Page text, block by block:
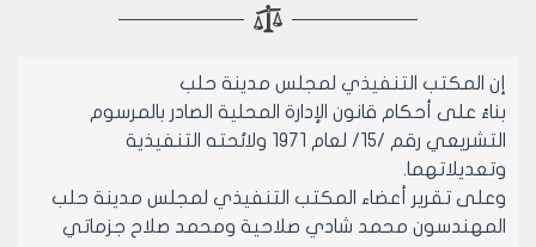
إن المكتب التنفيذي لمجلس مدينة حلب
بناءً على أحكام قانون الإدارة المحلية الصادر بالمرسوم
التشريعي رقم /15/ لعام 1971 ولائحته التنفيذية
وتعديلاتهما.
وعلى تقرير أعضاء المكتب التنفيذي لمجلس مدينة حلب
المهندسون محمد شادي صلاحية ومحمد صلاح جزماتي